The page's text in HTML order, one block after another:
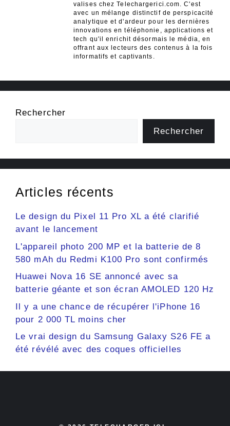
valises chez Telechargerici.com. C'est
avec un mélange distinctif de perspicacité
analytique et d'ardeur pour les dernières
innovations en téléphonie, applications et
tech qu'il enrichit désormais le média, en
offrant aux lecteurs des contenus à la fois
informatifs et captivants.
Rechercher
Rechercher
Articles récents
Le design du Pixel 11 Pro XL a été clarifié
avant le lancement
L'appareil photo 200 MP et la batterie de 8
580 mAh du Redmi K100 Pro sont confirmés
Huawei Nova 16 SE annoncé avec sa
batterie géante et son écran AMOLED 120 Hz
Il y a une chance de récupérer l'iPhone 16
pour 2 000 TL moins cher
Le vrai design du Samsung Galaxy S26 FE a
été révélé avec des coques officielles